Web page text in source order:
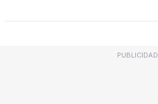
PUBLICIDAD